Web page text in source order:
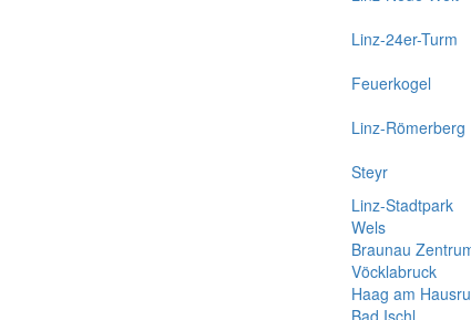
Linz-24er-Turm
Feuerkogel
Linz-Römerberg
Steyr
Linz-Stadtpark
Wels
Braunau
Vöcklabruck
Haag am
Bad Ischl